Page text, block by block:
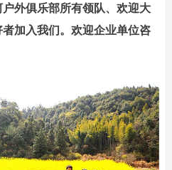
外俱乐部所有领队、欢迎大
加入我们。欢迎企业单位咨